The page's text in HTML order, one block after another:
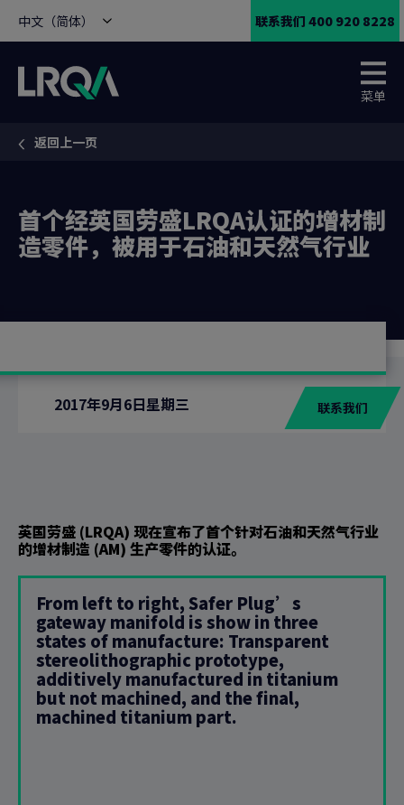
中文（简体） 联系我们 400 920 8228
菜单
You are here:
返回上一页
首个经英国劳盛LRQA认证的增材制
造零件，被用于石油和天然气行业
联系我们
2017年9月6日星期三
英国劳盛 (LRQA) 现在宣布了首个针对石油和天然气行业
的增材制造 (AM) 生产零件的认证。
From left to right, Safer Plug’s
gateway manifold is show in three
states of manufacture: Transparent
stereolithographic prototype,
additively manufactured in titanium
but not machined, and the final,
machined titanium part.